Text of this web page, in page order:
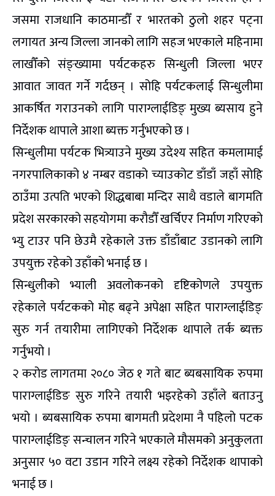
जसमा राजधानि काठमान्डौँ र भारतको ठुलो शहर पट्ना
लगायत अन्य जिल्ला जानको लागि सहज भएकाले महिनामा
लाखौँको संङ्ख्यामा पर्यटकहरु सिन्धुली जिल्ला भएर
आवात जावत गर्ने गर्दछन् । सोहि पर्यटकलाई सिन्धुलीमा
आकर्षित गराउनको लागि पाराग्लाईडिङ् मुख्य ब्यसाय हुने
निर्देशक थापाले आशा ब्यक्त गर्नुभएको छ ।
सिन्धुलीमा पर्यटक भित्र्याउने मुख्य उदेश्य सहित कमलामाई
नगरपालिकाको ४ नम्बर वडाको च्याउकोट डाँडाँ जहाँ सोहि
ठाउँमा उत्पति भएको शिद्धबाबा मन्दिर साथै वडाले बागमति
प्रदेश सरकारको सहयोगमा करौडौँ खर्चिएर निर्माण गरिएको
भ्यु टाउर पनि छेउमै रहेकाले उक्त डाँडाँबाट उडानको लागि
उपयुक्त रहेको उहाँको भनाई छ ।
सिन्धुलीको भ्याली अवलोकनको दृष्टिकोणले उपयुक्त
रहेकाले पर्यटकको मोह बढ्ने अपेक्षा सहित पाराग्लाईडिङ्
सुरु गर्न तयारीमा लागिएको निर्देशक थापाले तर्क ब्यक्त
गर्नुभयो ।
२ करोड लागतमा २०८० जेठ १ गते बाट ब्यबसायिक रुपमा
पाराग्लाईडिङ सुरु गरिने तयारी भइरहेको उहाँले बताउनु
भयो । ब्यबसायिक रुपमा बागमती प्रदेशमा नै पहिलो पटक
पाराग्लाईडिङ् सन्चालन गरिने भएकाले मौसमको अनुकुलता
अनुसार ५० वटा उडान गरिने लक्ष्य रहेको निर्देशक थापाको
भनाई छ ।